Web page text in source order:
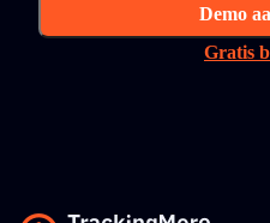
Demo
Gratis